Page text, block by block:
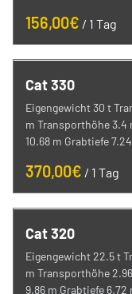
/
Cat 330
Eigengewicht 30 t
m Transporthöhe 3.4
10.68 m Grabtiefe
/
Cat 320
Eigengewicht 22.5 t
m Transporthöhe
9.86 m Grabtiefe 6.72